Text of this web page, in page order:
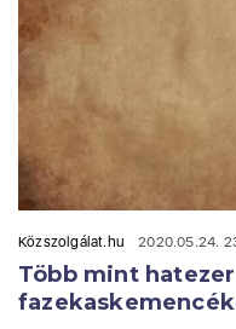
Közszolgálat.hu 2020.05.24.
Több mint